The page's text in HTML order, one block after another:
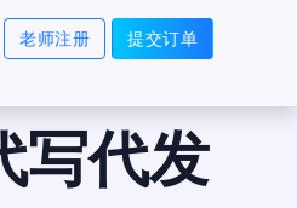
老师注册 提交订单
写代发